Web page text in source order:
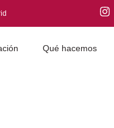
Qué hacemos